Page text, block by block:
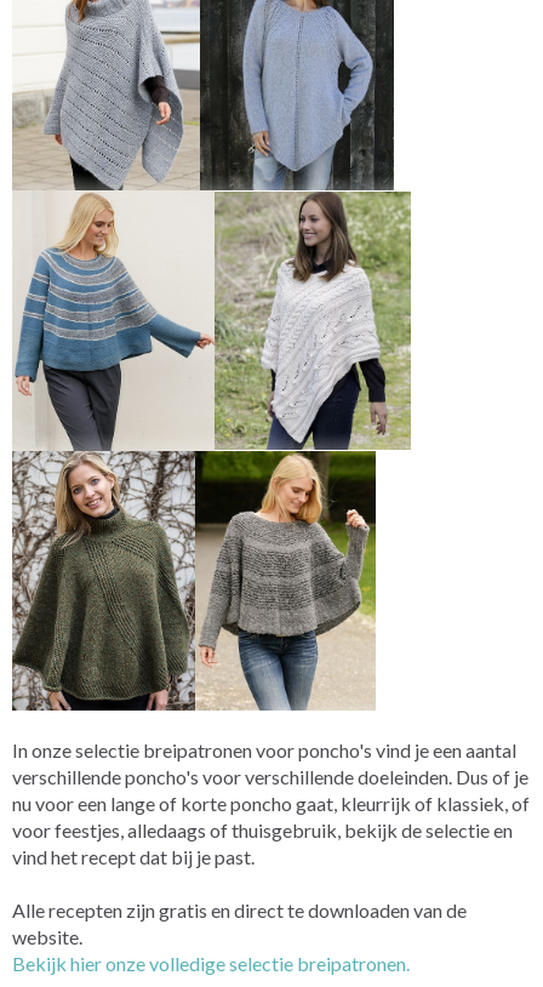
In onze selectie breipatronen voor poncho's vind je een aantal
verschillende poncho's voor verschillende doeleinden. Dus of je
nu voor een lange of korte poncho gaat, kleurrijk of klassiek, of
voor feestjes, alledaags of thuisgebruik, bekijk de selectie en
vind het recept dat bij je past.
Alle recepten zijn gratis en direct te downloaden van de
website.
Bekijk hier onze volledige selectie breipatronen.